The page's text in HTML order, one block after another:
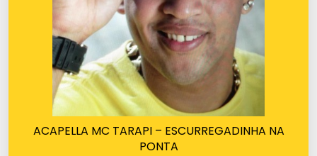
ACAPELLA MC TARAPI – ESCURREGADINHA NA
PONTA